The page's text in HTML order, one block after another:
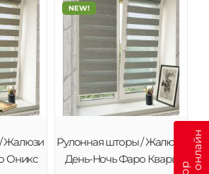
Жалюзи
Оникс
NEW!
Рулонная шторы / Жалюзи
День-Ночь Фаро Кварц